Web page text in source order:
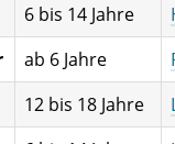
6 bis 14 Jahre
ab 6 Jahre
12 bis 18 Jahre